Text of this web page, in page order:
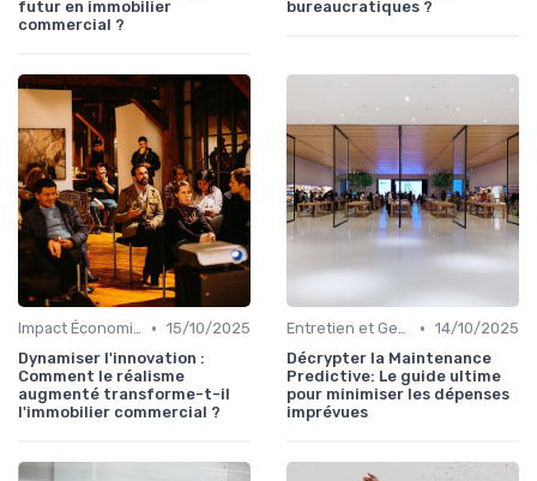
futur en immobilier
commercial ?
bureaucratiques ?
Impact Économique et Financier • 15/10/2025
Dynamiser l'innovation :
Comment le réalisme
augmenté transforme-t-il
l'immobilier commercial ?
Entretien et Gestion du Risque Immobilier • 14/10/2025
Décrypter la Maintenance
Predictive: Le guide ultime
pour minimiser les dépenses
imprévues